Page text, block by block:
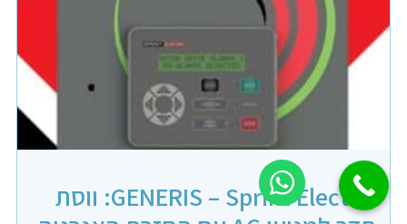
GENERIS – Sprint Electric: ווסת